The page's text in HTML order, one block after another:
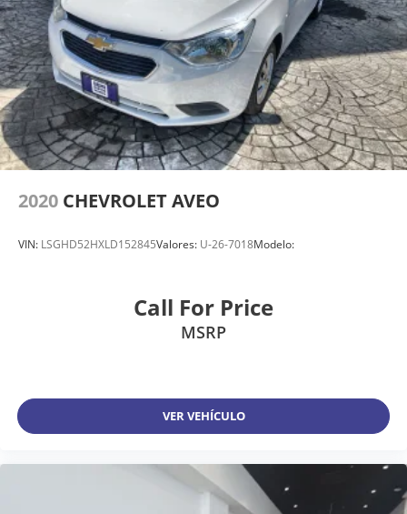
2020 CHEVROLET AVEO
VIN: LSGHD52HXLD152845Valores: U-26-7018Modelo:
Call For Price
MSRP
VER VEHÍCULO